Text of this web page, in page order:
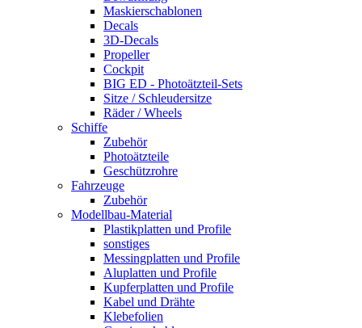
Maskierschablonen
Decals
3D-Decals
Propeller
Cockpit
BIG ED - Photoätzteil-Sets
Sitze / Schleudersitze
Räder / Wheels
Schiffe
Zubehör
Photoätzteile
Geschützrohre
Fahrzeuge
Zubehör
Modellbau-Material
Plastikplatten und Profile
sonstiges
Messingplatten und Profile
Aluplatten und Profile
Kupferplatten und Profile
Kabel und Drähte
Klebefolien